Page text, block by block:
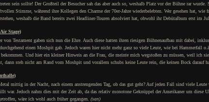
sein sollte! Der Großteil der Besucher sah das aber auch so, weshalb Platz vor der Bühne rar wurde.
Stimme, während ihre Kollegen den Charme der 70er-Jahre wiederbelebten. Wer gesehen hat, wie
weshalb die Band bereits zwei Headliner-Touren absolviert hat, obwohl ihr Debütalbum erst im
Stage)
von Testament gaben sich nun die Ehre. Auch diese hatten ihren riesigen Bühnenaufbau mit dabei,
einen Moshpit gab. Jedoch waren hier nicht mehr ganz so viele Leute, wie bei Hammerfall
bekommen. Und hier ein kleiner Hinweis an die Frau, die meinte mich wegstoßen zu müssen, weil ich
dann steh nicht am Rand vom Moshpit und vorallem schubs keine Leute rein, die keinen Bock darauf
mittig in der Nacht, nach einem anstrengenden Tag, ob das gut geht? Auf jeden Fall sind viele Leute
war. Jedoch nahm dies mit der Zeit ab, da das relativ monotone Geknüppel der Amerikaner um diese
wäre ich wohl auch früher gegangen. (san)